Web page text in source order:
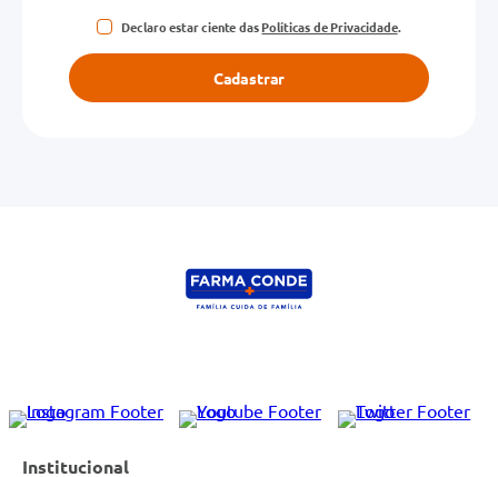
Declaro estar ciente dasPolíticas de Privacidade.
Cadastrar
Institucional